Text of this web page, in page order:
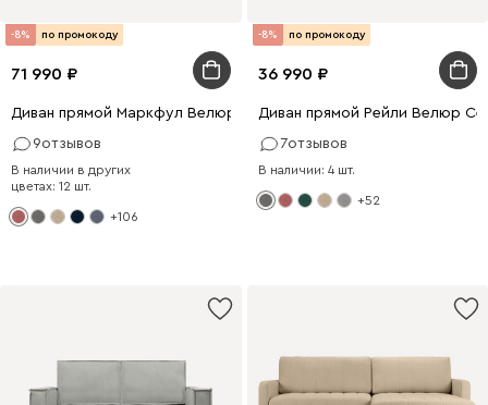
-8% по промокоду
71 990
Диван прямой Маркфул Велюр Розовый
9отзывов
В наличии в других
цветах: 12 шт.
+106
-8% по промокоду
36 990
Диван прямой Рейли Велюр
7отзывов
В наличии: 4 шт.
+52